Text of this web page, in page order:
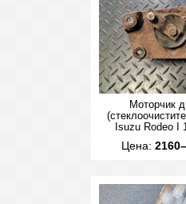
Моторчик
Isuzu Rodeo I
Цена: